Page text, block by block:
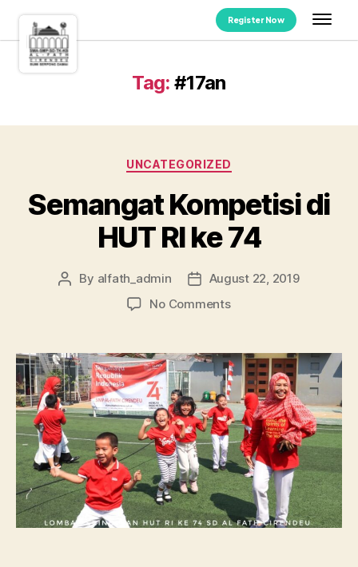
Register Now
Tag: #17an
UNCATEGORIZED
Semangat Kompetisi di
HUT RI ke 74
By alfath_admin
August 22, 2019
No Comments